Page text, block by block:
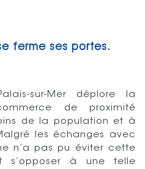
ferme ses portes.
sur-Mer déplore la
de proximité
de la population et à
les échanges avec
n’a pas pu éviter cette
s’opposer à une telle